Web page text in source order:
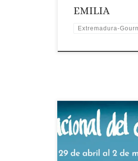
EMILIA
Extremadura-
Localidad: Trujillo
mayo 2022
territorios queseros
reconocidos como
Protegida: Torta del